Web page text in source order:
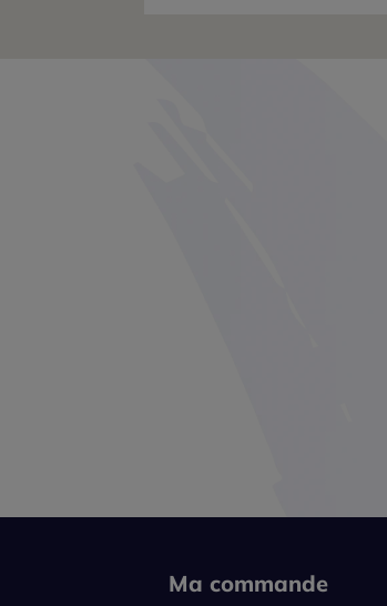
Ma commande